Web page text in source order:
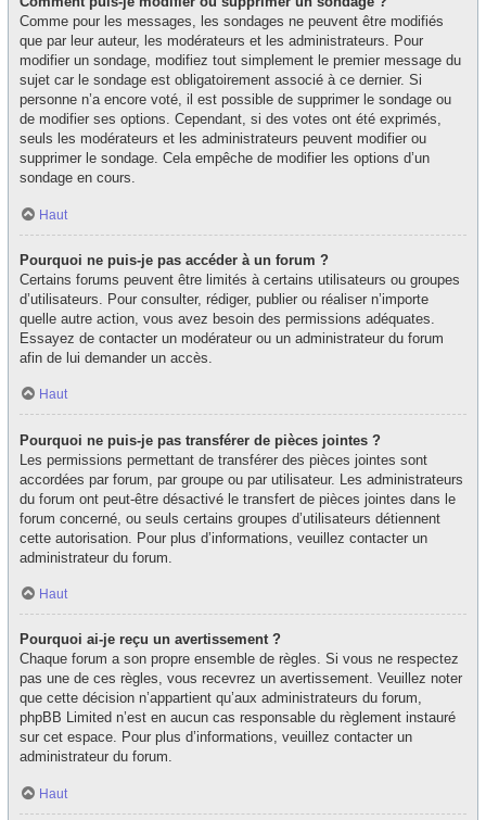
Comme pour les messages, les sondages ne peuvent être modifiés
que par leur auteur, les modérateurs et les administrateurs. Pour
modifier un sondage, modifiez tout simplement le premier message du
sujet car le sondage est obligatoirement associé à ce dernier. Si
personne n’a encore voté, il est possible de supprimer le sondage ou
de modifier ses options. Cependant, si des votes ont été exprimés,
seuls les modérateurs et les administrateurs peuvent modifier ou
supprimer le sondage. Cela empêche de modifier les options d’un
sondage en cours.
Haut
Pourquoi ne puis-je pas accéder à un forum ?
Certains forums peuvent être limités à certains utilisateurs ou groupes
d’utilisateurs. Pour consulter, rédiger, publier ou réaliser n’importe
quelle autre action, vous avez besoin des permissions adéquates.
Essayez de contacter un modérateur ou un administrateur du forum
afin de lui demander un accès.
Haut
Pourquoi ne puis-je pas transférer de pièces jointes ?
Les permissions permettant de transférer des pièces jointes sont
accordées par forum, par groupe ou par utilisateur. Les administrateurs
du forum ont peut-être désactivé le transfert de pièces jointes dans le
forum concerné, ou seuls certains groupes d’utilisateurs détiennent
cette autorisation. Pour plus d’informations, veuillez contacter un
administrateur du forum.
Haut
Pourquoi ai-je reçu un avertissement ?
Chaque forum a son propre ensemble de règles. Si vous ne respectez
pas une de ces règles, vous recevrez un avertissement. Veuillez noter
que cette décision n’appartient qu’aux administrateurs du forum,
phpBB Limited n’est en aucun cas responsable du règlement instauré
sur cet espace. Pour plus d’informations, veuillez contacter un
administrateur du forum.
Haut